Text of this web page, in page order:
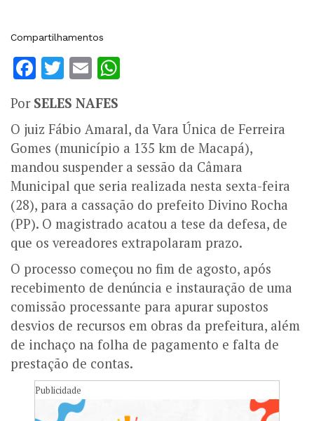
Compartilhamentos
Facebook
Twitter
Email
Por SELES NAFES
O juiz Fábio Amaral, da Vara Única de Ferreira
Gomes (município a 135 km de Macapá),
mandou suspender a sessão da Câmara
Municipal que seria realizada nesta sexta-feira
(28), para a cassação do prefeito Divino Rocha
(PP). O magistrado acatou a tese da defesa, de
que os vereadores extrapolaram prazo.
O processo começou no fim de agosto, após
recebimento de denúncia e instauração de uma
comissão processante para apurar supostos
desvios de recursos em obras da prefeitura, além
de inchaço na folha de pagamento e falta de
prestação de contas.
Publicidade